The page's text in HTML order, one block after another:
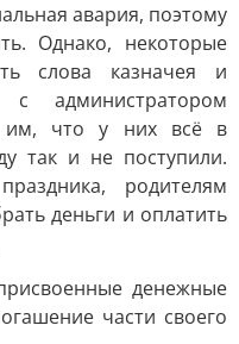
авария, поэтому
Однако, некоторые
слова казначея и
с администратором
им, что у них всё в
так и не поступили.
родителям
деньги и оплатить
денежные
части своего